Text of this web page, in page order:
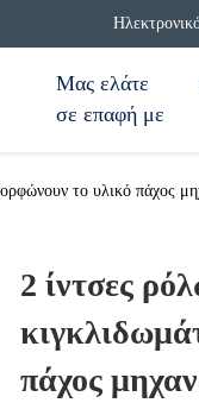
Μας ελάτε
σε επαφή με
το υλικό πάχος
2 ίντσες
πάχος